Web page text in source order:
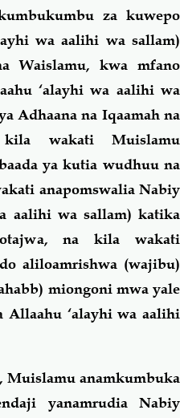
za kuwepo
wa aalihi wa sallam)
Waislamu, kwa mfano
‘alayhi wa aalihi wa
Adhaana na Iqaamah na
wakati Muislamu
ya kutia wudhuu na
anapomswalia Nabiy
aalihi wa sallam) katika
na kila wakati
aliloamrishwa (wajibu)
miongoni mwa yale
Allaahu ‘alayhi wa aalihi
Muislamu anamkumbuka
yanamrudia Nabiy